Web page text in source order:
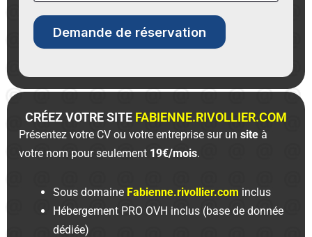
CRÉEZ VOTRE SITE FABIENNE.RIVOLLIER.COM
Présentez votre CV ou votre entreprise sur unsite à
votre nom pour seulement 19€/mois.
Sous domaine Fabienne.rivollier.com inclus
Hébergement PRO OVH inclus (base de donnée
dédiée)